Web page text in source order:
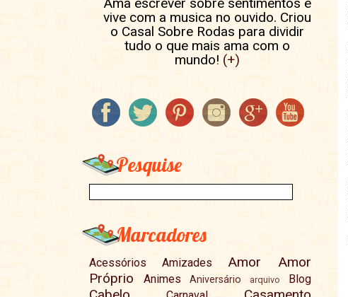
vive com a musica no ouvido. Criou
o Casal Sobre Rodas para dividir
tudo o que mais ama com o
mundo! (+)
Pesquise
Marcadores
Acessórios Amizades Amor
Amor
Próprio
Animes Aniversário arquivo Blog